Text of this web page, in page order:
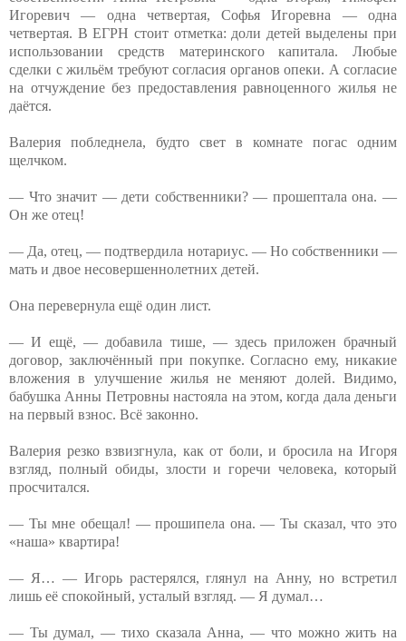
Игоревич — одна четвертая, Софья Игоревна — одна
четвертая. В ЕГРН стоит отметка: доли детей выделены при
использовании средств материнского капитала. Любые
сделки с жильём требуют согласия органов опеки. А согласие
на отчуждение без предоставления равноценного жилья не
даётся.
Валерия побледнела, будто свет в комнате погас одним
щелчком.
— Что значит — дети собственники? — прошептала она. —
Он же отец!
— Да, отец, — подтвердила нотариус. — Но собственники —
мать и двое несовершеннолетних детей.
Она перевернула ещё один лист.
— И ещё, — добавила тише, — здесь приложен брачный
договор, заключённый при покупке. Согласно ему, никакие
вложения в улучшение жилья не меняют долей. Видимо,
бабушка Анны Петровны настояла на этом, когда дала деньги
на первый взнос. Всё законно.
Валерия резко взвизгнула, как от боли, и бросила на Игоря
взгляд, полный обиды, злости и горечи человека, который
просчитался.
— Ты мне обещал! — прошипела она. — Ты сказал, что это
«наша» квартира!
— Я… — Игорь растерялся, глянул на Анну, но встретил
лишь её спокойный, усталый взгляд. — Я думал…
— Ты думал, — тихо сказала Анна, — что можно жить на